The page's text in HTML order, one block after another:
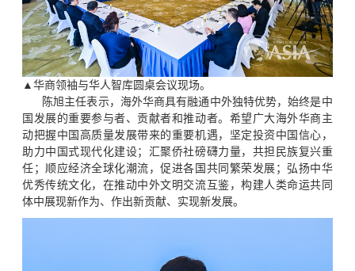
▲华商领袖与华人智库圆桌会议现场。
陈旭主任表示，海外华商具有融通中外独特优势，始终是中
国发展的重要参与者、贡献者和推动者。希望广大海外华商主
动把握中国高质量发展带来的重要机遇，坚定投资中国信心，
助力中国式现代化建设；汇聚侨社磅礴力量，共担民族复兴重
任；顺应经济全球化潮流，促进各国共同繁荣发展；弘扬中华
优秀传统文化，在推动中外文明交流互鉴，构建人类命运共同
体中展现新作为、作出新贡献、实现新发展。